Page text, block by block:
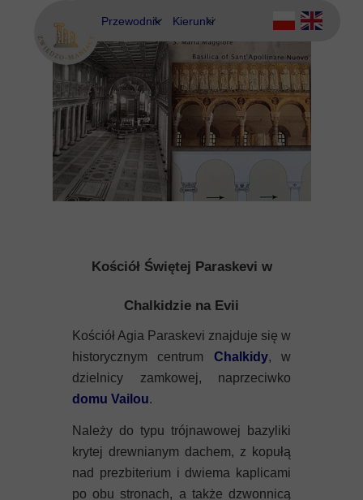
Przewodnik
Eubea
Kos
Rodos
Kierunki
Ateny
Delfy
Eubea
Kalimnos
Kreta
Rodos
Kościół Świętej Paraskevi w
Chalkidzie na Evii
Kościół Agia Paraskevi znajduje się w
historycznym centrum Chalkidy, w
dzielnicy zamkowej, naprzeciwko
domu Vailou.
Należy do typu trójnawowej bazyliki
krytej drewnianym dachem, z kopułą
nad prezbiterium i dwiema kaplicami
po obu stronach, a także dzwonnicą